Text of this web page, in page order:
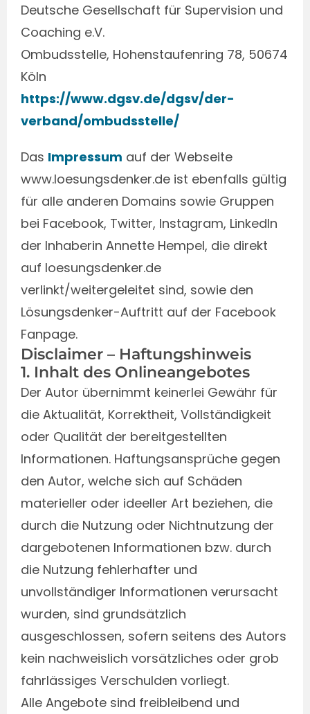
Deutsche Gesellschaft für Supervision und
Coaching e.V.
Ombudsstelle, Hohenstaufenring 78, 50674
Köln
https://www.dgsv.de/dgsv/der-
verband/ombudsstelle/
Das Impressum auf der Webseite
www.loesungsdenker.de ist ebenfalls gültig
für alle anderen Domains sowie Gruppen
bei Facebook, Twitter, Instagram, LinkedIn
der Inhaberin Annette Hempel, die direkt
auf loesungsdenker.de
verlinkt/weitergeleitet sind, sowie den
Lösungsdenker-Auftritt auf der Facebook
Fanpage.
Disclaimer – Haftungshinweis
1. Inhalt des Onlineangebotes
Der Autor übernimmt keinerlei Gewähr für
die Aktualität, Korrektheit, Vollständigkeit
oder Qualität der bereitgestellten
Informationen. Haftungsansprüche gegen
den Autor, welche sich auf Schäden
materieller oder ideeller Art beziehen, die
durch die Nutzung oder Nichtnutzung der
dargebotenen Informationen bzw. durch
die Nutzung fehlerhafter und
unvollständiger Informationen verursacht
wurden, sind grundsätzlich
ausgeschlossen, sofern seitens des Autors
kein nachweislich vorsätzliches oder grob
fahrlässiges Verschulden vorliegt.
Alle Angebote sind freibleibend und